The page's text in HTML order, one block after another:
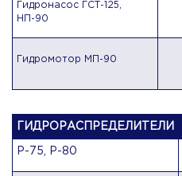
Гидронасос ГСТ-125,
НП-90
Гидромотор МП-90
ГИДРОРАСПРЕДЕЛИТЕЛИ
Р-75, Р-80